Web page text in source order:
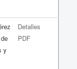
y
Detalles
PDF